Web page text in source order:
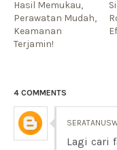
Hasil Memukau,
Perawatan Mudah,
Keamanan
Terjamin!
4 COMMENTS
Lagi cari